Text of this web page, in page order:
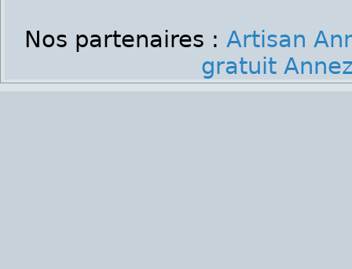
Nos partenaires : Artisan
gratuit